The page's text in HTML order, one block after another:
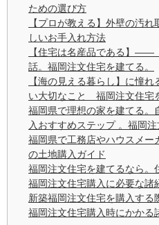
ための選び方
【プロが教える】外壁の汚
しいお手入れ方法
【住宅は名産品である】——
話。福岡注文住宅を建てる。
【海の見える暮らし】に憧
い大切なこと 福岡注文住宅
福岡県で理想の家を建てる。
入おすすめステップ 。福岡
福岡県で工務店やハウスメー
の土地購入ガイド
福岡注文住宅を建てるなら。
福岡注文住宅購入に必要な諸
新築福岡注文住宅を購入する
福岡注文住宅購入時にかかる